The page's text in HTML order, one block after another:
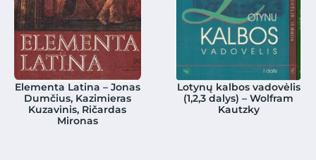
Elementa Latina – Jonas
Dumčius, Kazimieras
Kuzavinis, Ričardas
Mironas
Lotynų kalbos vadovėlis
(1,2,3 dalys) – Wolfram
Kautzky